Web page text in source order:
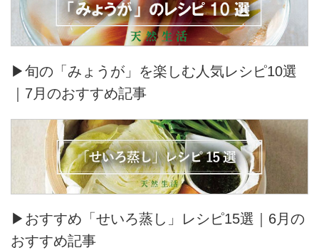
▶旬の「みょうが」を楽しむ人気レシピ10選
｜7月のおすすめ記事
▶おすすめ「せいろ蒸し」レシピ15選｜6月の
おすすめ記事